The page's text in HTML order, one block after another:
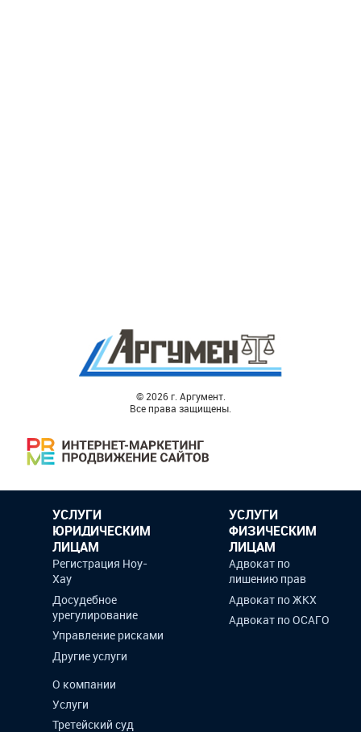
© 2026 г. Аргумент.
Все права защищены.
УСЛУГИ
ЮРИДИЧЕСКИМ
ЛИЦАМ
Регистрация Ноу-
Хау
Досудебное
урегулирование
Управление рисками
Другие услуги
УСЛУГИ
ФИЗИЧЕСКИМ
ЛИЦАМ
Адвокат по
лишению прав
Адвокат по ЖКХ
Адвокат по ОСАГО
О компании
Услуги
Третейский суд